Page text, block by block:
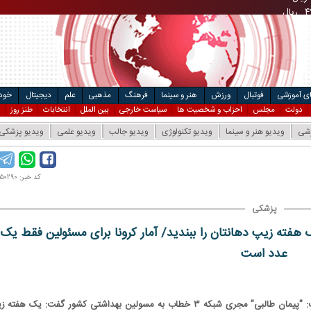
خودرو
ریال
آموزشی فوتبال ورزش هنر و سینما فرهنگ مذهبی علم دیجیتال
دولت مجلس احزاب و شخصیت ها سیاست خارجی بین الملل انتخابات طنز روز
ویدیو هنر و سینما ویدیو تکنولوژی ویدیو جالب ویدیو علمی ویدیو
کد خبر: ۱۴۰۰۰۵۰۲۹۰
پزشکی
یک هفته زیپ دهانتان را ببندید/ آمار کرونا برای مسئولین فقط یک
عدد است
عصرایران با انتشار این ویدیو نوشت: "پیمان طالبی" مجری شبکه ۳ خطاب به مسولین بهداشتی کشور گفت:‌ یک